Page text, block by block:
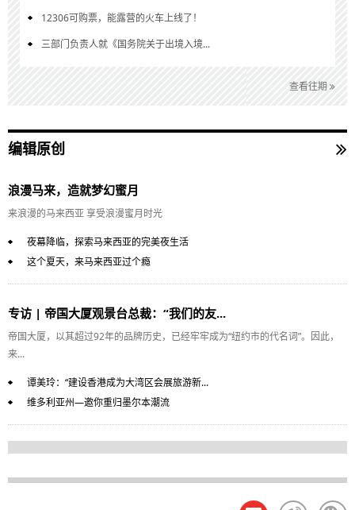
12306可购票，能露营的火车上线了！
三部门负责人就《国务院关于出境入境...
查看往期
编辑原创
浪漫马来，造就梦幻蜜月
来浪漫的马来西亚 享受浪漫蜜月时光
夜幕降临，探索马来西亚的完美夜生活
这个夏天，来马来西亚过个瘾
专访 | 帝国大厦观景台总裁：“我们的友...
帝国大厦，以其超过92年的品牌历史，已经牢牢成为“纽约市的代名词”。因此，
来...
谭美玲：“建设香港成为大湾区会展旅游新...
维多利亚州—邀你重归墨尔本潮流